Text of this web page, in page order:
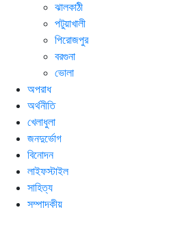
ঝালকাঠী
পটুয়াখালী
পিরোজপুর
বরগুনা
ভোলা
অপরাধ
অর্থনীতি
খেলাধুলা
জনদুর্ভোগ
বিনোদন
লাইফস্টাইল
সাহিত্য
সম্পাদকীয়